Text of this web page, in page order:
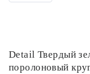
Detail Твердый
поролоновый